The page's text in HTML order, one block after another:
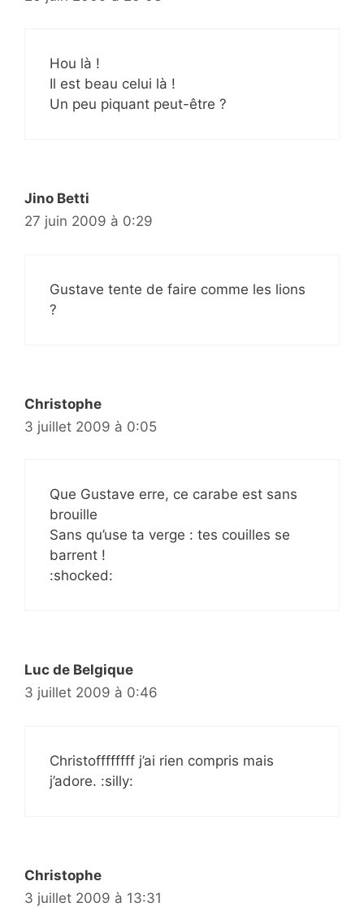
Hou là !
Il est beau celui là !
Un peu piquant peut-être ?
Jino Betti
27 juin 2009 à 0:29
Gustave tente de faire comme les lions
?
Christophe
3 juillet 2009 à 0:05
Que Gustave erre, ce carabe est sans
brouille
Sans qu’use ta verge : tes couilles se
barrent !
:shocked:
Luc de Belgique
3 juillet 2009 à 0:46
Christoffffffff j’ai rien compris mais
j’adore. :silly:
Christophe
3 juillet 2009 à 13:31